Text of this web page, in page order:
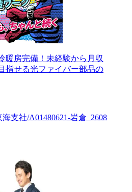
暖房完備！未経験から月収
指せる光ファイバー部品の
支社/A01480621-岩倉_2608